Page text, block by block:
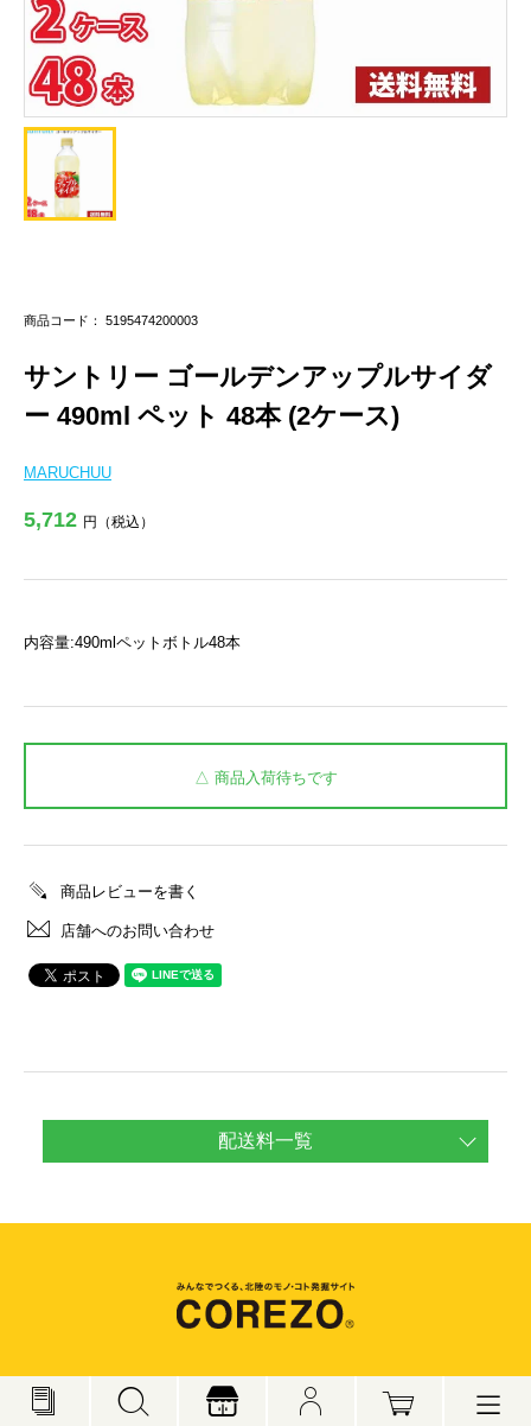
商品コード： 5195474200003
サントリー ゴールデンアップルサイダ
ー 490ml ペット 48本 (2ケース)
MARUCHUU
5,712 円（税込）
内容量:490mlペットボトル48本
△ 商品入荷待ちです
商品レビューを書く
店舗へのお問い合わせ
配送料一覧